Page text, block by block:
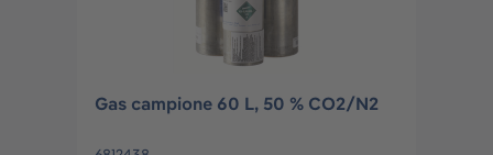
Gas campione 60 L, 50 % CO2/N2